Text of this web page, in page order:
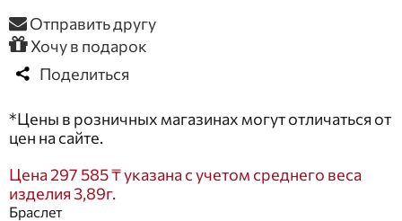
Отправить другу
Хочу в подарок
Поделиться
*Цены в розничных магазинах могут отличаться от
цен на сайте.
Цена 297 585 ₸ указана с учетом среднего веса
изделия 3,89г.
Браслет